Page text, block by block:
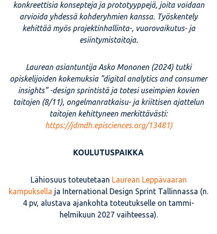
konkreettisia konsepteja ja prototyyppejä, joita voidaan
arvioida yhdessä kohderyhmien kanssa. Työskentely
kehittää myös projektinhallinta-, vuorovaikutus- ja
esiintymistaitoja.
Laurean asiantuntija Asko Mononen (2024) tutki
opiskelijoiden kokemuksia ”digital analytics and consumer
insights” -design sprintistä ja totesi useimpien kovien
taitojen (8/11), ongelmanratkaisu- ja kriittisen ajattelun
taitojen kehittyneen merkittävästi:
https://jdmdh.episciences.org/13481)
KOULUTUSPAIKKA
Lähiosuus toteutetaan Laurean Leppävaaran
kampuksella ja International Design Sprint Tallinnassa (n.
4 pv, alustava ajankohta toteutukselle on tammi-
helmikuun 2027 vaihteessa).